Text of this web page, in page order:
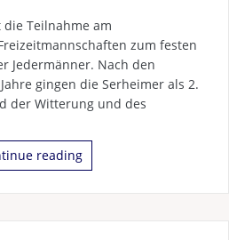
Teilnahme am
zum festen
Jedermänner. Nach den
gingen die Serheimer als 2.
der Witterung und des
reading